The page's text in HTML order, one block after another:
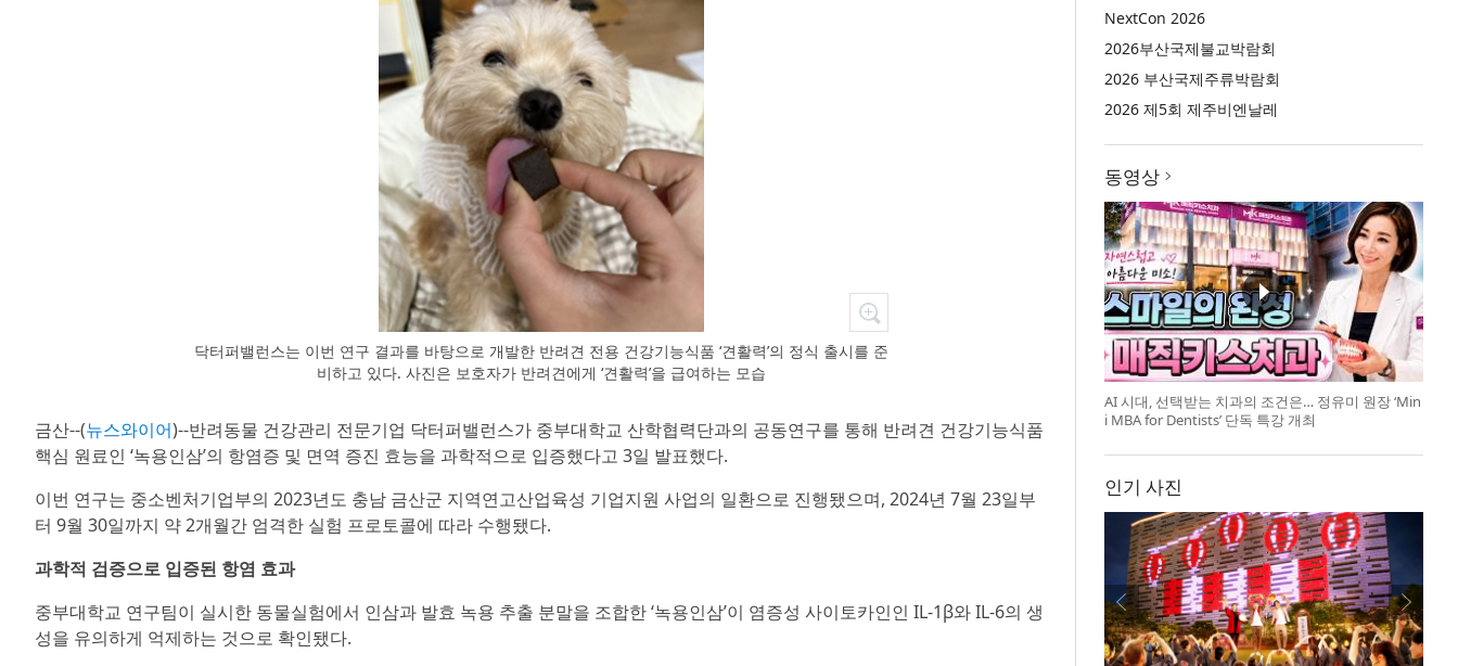
닥터퍼밸런스는 이번 연구 결과를 바탕으로 개발한 반려견 전용 건강기능식품 ‘견활력’의 정식 출시를 준
비하고 있다. 사진은 보호자가 반려견에게 ‘견활력’을 급여하는 모습
금산--(뉴스와이어)--반려동물 건강관리 전문기업 닥터퍼밸런스가 중부대학교 산학협력단과의 공동연구를 통해 반려견 건강기능식품
핵심 원료인 ‘녹용인삼’의 항염증 및 면역 증진 효능을 과학적으로 입증했다고 3일 발표했다.
이번 연구는 중소벤처기업부의 2023년도 충남 금산군 지역연고산업육성 기업지원 사업의 일환으로 진행됐으며, 2024년 7월 23일부
터 9월 30일까지 약 2개월간 엄격한 실험 프로토콜에 따라 수행됐다.
과학적 검증으로 입증된 항염 효과
중부대학교 연구팀이 실시한 동물실험에서 인삼과 발효 녹용 추출 분말을 조합한 ‘녹용인삼’이 염증성 사이토카인인 IL-1β와 IL-6의 생
성을 유의하게 억제하는 것으로 확인됐다.
NextCon 2026
2026부산국제불교박람회
2026 부산국제주류박람회
2026 제5회 제주비엔날레
동영상
AI 시대, 선택받는 치과의 조건은… 정유미 원장 ‘Min
i MBA for Dentists’ 단독 특강 개최
인기 사진